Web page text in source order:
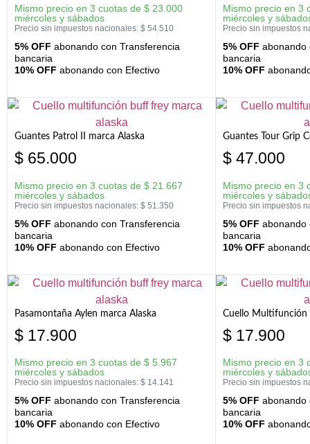
Mismo precio en 3 cuotas de $ 23.000
miércoles y sábados
Precio sin impuestos nacionales: $ 54.510
5% OFF abonando con Transferencia
bancaria
10% OFF abonando con Efectivo
Mismo precio en 3
miércoles y
Precio sin impuestos
5% OFF abonando
bancaria
10% OFF
Guantes Patrol II marca Alaska
$ 65.000
Mismo precio en 3 cuotas de $ 21.667
miércoles y sábados
Precio sin impuestos nacionales: $ 51.350
5% OFF abonando con Transferencia
bancaria
10% OFF abonando con Efectivo
Guantes Tour Grip
$ 47.000
Mismo precio en 3
miércoles y
Precio sin impuestos
5% OFF abonando
bancaria
10% OFF
Pasamontaña Aylen marca Alaska
$ 17.900
Mismo precio en 3 cuotas de $ 5.967
miércoles y sábados
Precio sin impuestos nacionales: $ 14.141
5% OFF abonando con Transferencia
bancaria
10% OFF abonando con Efectivo
Cuello Multifunción
$ 17.900
Mismo precio en 3
miércoles y
Precio sin impuestos
5% OFF abonando
bancaria
10% OFF